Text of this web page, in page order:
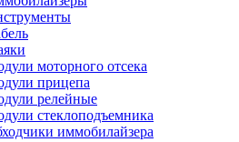
моторного отсека
прицепа
релейные
стеклоподъемника
иммобилайзера